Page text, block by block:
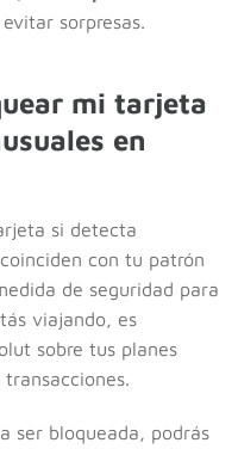
sorpresas.
mi tarjeta
en
si detecta
con tu patrón
de seguridad para
viajando, es
sobre tus planes
ser bloqueada, podrás